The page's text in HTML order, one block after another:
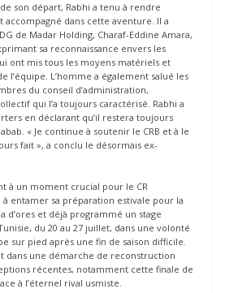
son départ, Rabhi a tenu à rendre
accompagné dans cette aventure. Il a
de Madar Holding, Charaf-Eddine Amara,
sa reconnaissance envers les
ont mis tous les moyens matériels et
l’équipe. L’homme a également salué les
du conseil d’administration,
qui l’a toujours caractérisé. Rabhi a
en déclarant qu’il restera toujours
« Je continue à soutenir le CRB et à le
fait », a conclu le désormais ex-
à un moment crucial pour le CR
à entamer sa préparation estivale pour la
d’ores et déjà programmé un stage
du 20 au 27 juillet, dans une volonté
sur pied après une fin de saison difficile.
dans une démarche de reconstruction
récentes, notamment cette finale de
à l’éternel rival usmiste.